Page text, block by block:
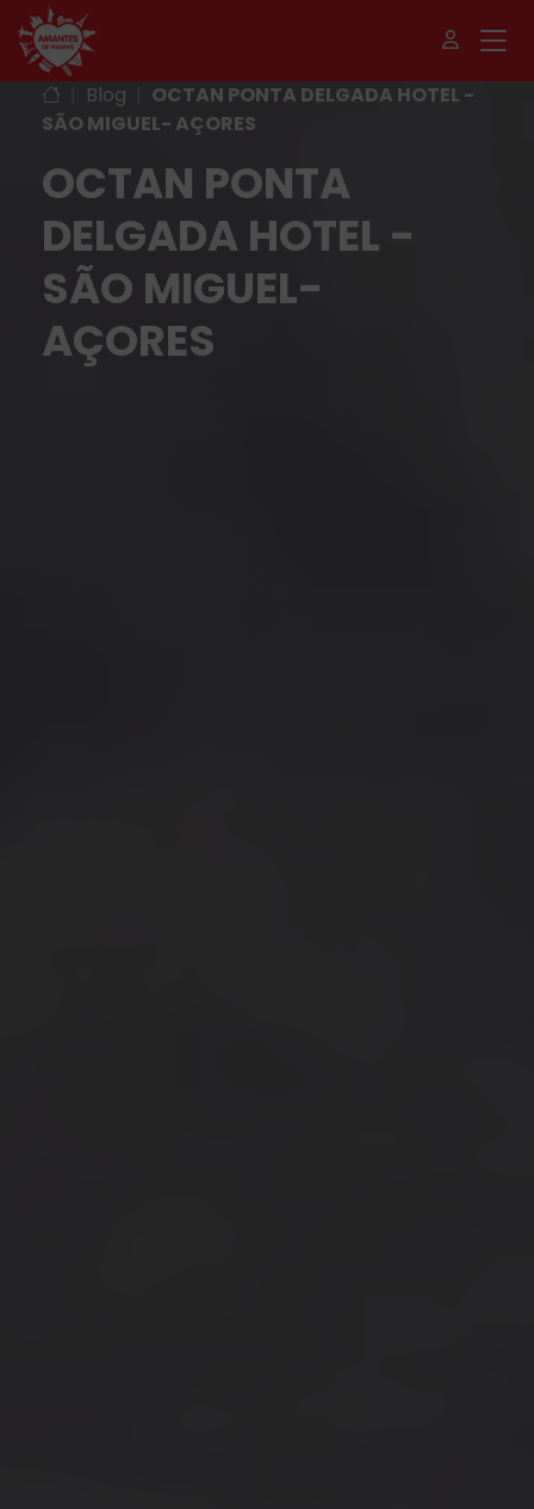
Blog
OCTAN PONTA DELGADA HOTEL -
SÃO MIGUEL- AÇORES
OCTAN PONTA
DELGADA HOTEL -
SÃO MIGUEL-
AÇORES